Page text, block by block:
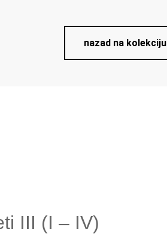
nazad na kolekciju
III (I – IV)